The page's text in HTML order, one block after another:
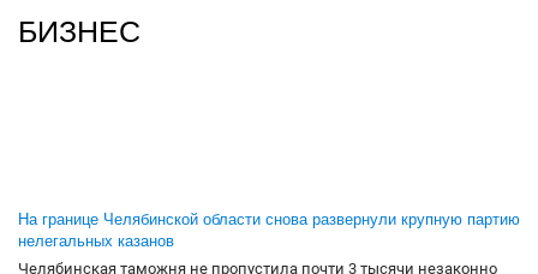
БИЗНЕС
На границе Челябинской области снова развернули крупную партию
нелегальных казанов
Челябинская таможня не пропустила почти 3 тысячи незаконно